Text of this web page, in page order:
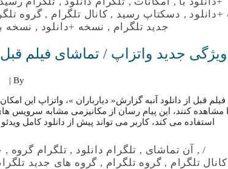
, دسکتاپ رسید , کانال تلگرام , گروه
جدید تلگرام , نسخه +دانلود , نسخه
ویژگی جدید واتزاپ / تماشای فیلم قبل
By |
قبل از دانلود آنبه گزارش« دیارباران »، واتزاپ این
را مشاهده کنند، این پیام رسان از مکانیزمی مشابه سرویس
استفاده می کند، کاربر می تواند پیش از دانلود کامل
/
, آن تماشای , تلگرام دانلود , تلگرام گروه ,
کانال تلگرام , گروه تلگرام , گروه های جدید